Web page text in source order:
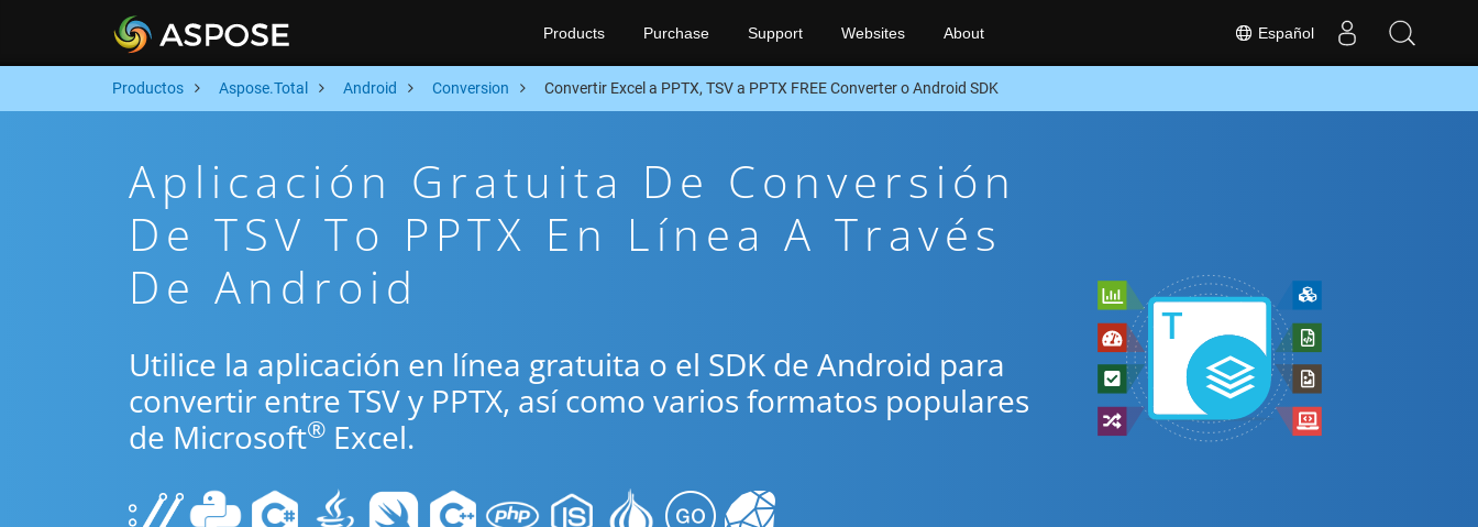
Español
Products Purchase Support Websites About
Productos Aspose.Total Android Conversion Convertir Excel a PPTX, TSV a PPTX FREE Converter o Android SDK
Aplicación Gratuita De Conversión
De TSV To PPTX En Línea A Través
De Android
Utilice la aplicación en línea gratuita o el SDK de Android para
convertir entre TSV y PPTX, así como varios formatos populares
de Microsoft® Excel.